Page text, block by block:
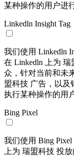
某种操作的用户进
Linkedln Insight Tag
我们使用 Linkedln
在 Linkedln 上为
众，针对当前和未
盟科技 广告，以及
执行某种操作的用
Bing Pixel
我们使用 Bing
上为 瑞盟科技 投